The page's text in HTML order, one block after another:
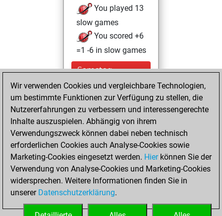
You played 13
slow games
You scored +6
=1 -6 in slow games
Samstag,
Dezember 19,
2020
You won
against Fritz
Fritz
You achieved a
BeautyScore of 16
You achieved a
new Elo of 1609
You created
your Fritz account
Wir verwenden Cookies und vergleichbare Technologien,
um bestimmte Funktionen zur Verfügung zu stellen, die
Nutzererfahrungen zu verbessern und interessengerechte
Inhalte auszuspielen. Abhängig von ihrem
Verwendungszweck können dabei neben technisch
erforderlichen Cookies auch Analyse-Cookies sowie
Marketing-Cookies eingesetzt werden. Hierkönnen Sie der
Verwendung von Analyse-Cookies und Marketing-Cookies
widersprechen. Weitere Informationen finden Sie in
unserer Datenschutzerklärung.